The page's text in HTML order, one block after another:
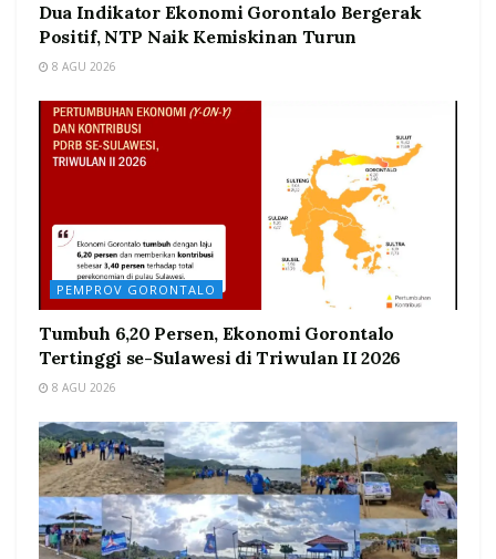
Dua Indikator Ekonomi Gorontalo Bergerak
Positif, NTP Naik Kemiskinan Turun
8 AGU 2026
PEMPROV GORONTALO
Tumbuh 6,20 Persen, Ekonomi Gorontalo
Tertinggi se-Sulawesi di Triwulan II 2026
8 AGU 2026